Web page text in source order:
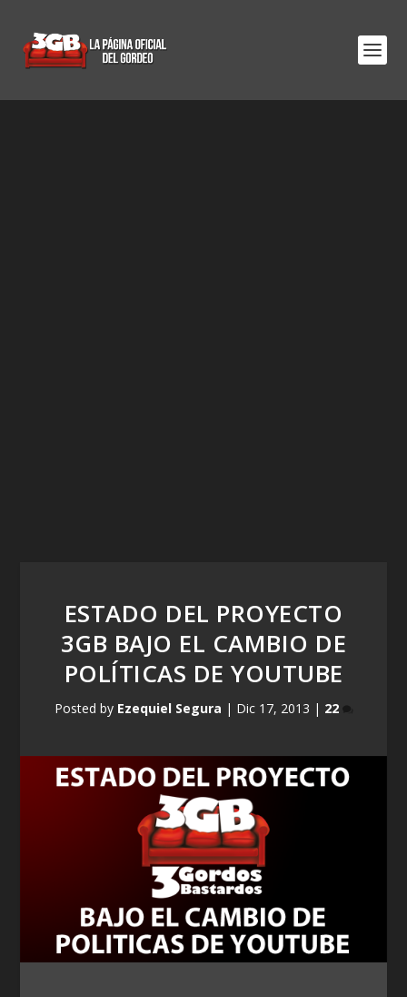
ESTADO DEL PROYECTO
3GB BAJO EL CAMBIO DE
POLÍTICAS DE YOUTUBE
Posted by Ezequiel Segura | Dic 17, 2013 | 22